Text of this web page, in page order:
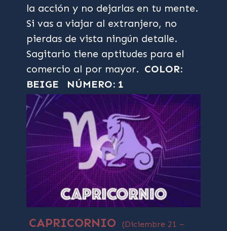
la acción y no dejarlas en tu mente.
Si vas a viajar al extranjero, no
pierdas de vista ningún detalle.
Sagitario tiene aptitudes para el
comercio al por mayor. COLOR:
BEIGE
NÚMERO: 1
CAPRICORNIO
(Diciembre 21 –